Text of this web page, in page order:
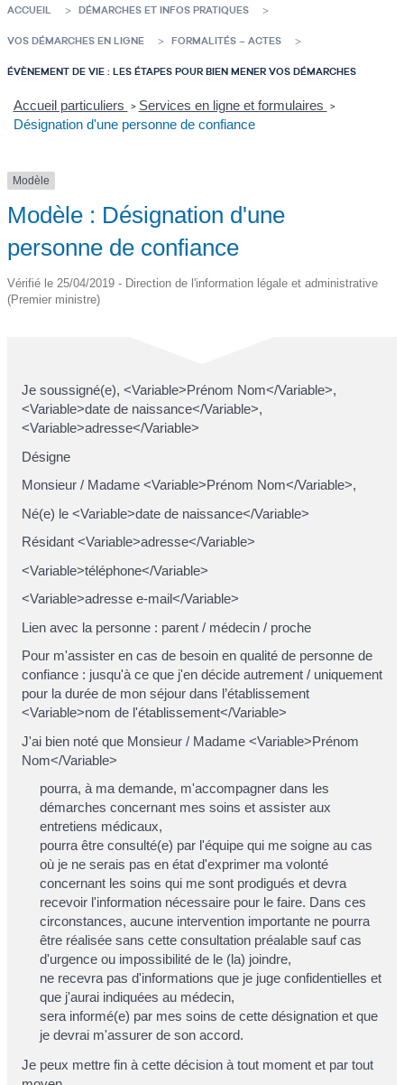
ACCUEIL DÉMARCHES ET INFOS PRATIQUES
VOS DÉMARCHES EN LIGNE FORMALITÉS – ACTES
ÉVÈNEMENT DE VIE : LES ÉTAPES POUR BIEN MENER VOS DÉMARCHES
Accueil particuliers > Services en ligne et formulaires >
Désignation d'une personne de confiance
Modèle
Modèle : Désignation d'une
personne de confiance
Vérifié le 25/04/2019 - Direction de l'information légale et administrative
(Premier ministre)
Je soussigné(e), <Variable>Prénom Nom</Variable>,
<Variable>date de naissance</Variable>,
<Variable>adresse</Variable>
Désigne
Monsieur / Madame <Variable>Prénom Nom</Variable>,
Né(e) le <Variable>date de naissance</Variable>
Résidant <Variable>adresse</Variable>
<Variable>téléphone</Variable>
<Variable>adresse e-mail</Variable>
Lien avec la personne : parent / médecin / proche
Pour m'assister en cas de besoin en qualité de personne de
confiance : jusqu'à ce que j'en décide autrement / uniquement
pour la durée de mon séjour dans l’établissement
<Variable>nom de l'établissement</Variable>
J'ai bien noté que Monsieur / Madame <Variable>Prénom
Nom</Variable>
pourra, à ma demande, m'accompagner dans les
démarches concernant mes soins et assister aux
entretiens médicaux,
pourra être consulté(e) par l'équipe qui me soigne au cas
où je ne serais pas en état d'exprimer ma volonté
concernant les soins qui me sont prodigués et devra
recevoir l'information nécessaire pour le faire. Dans ces
circonstances, aucune intervention importante ne pourra
être réalisée sans cette consultation préalable sauf cas
d'urgence ou impossibilité de le (la) joindre,
ne recevra pas d'informations que je juge confidentielles et
que j'aurai indiquées au médecin,
sera informé(e) par mes soins de cette désignation et que
je devrai m'assurer de son accord.
Je peux mettre fin à cette décision à tout moment et par tout